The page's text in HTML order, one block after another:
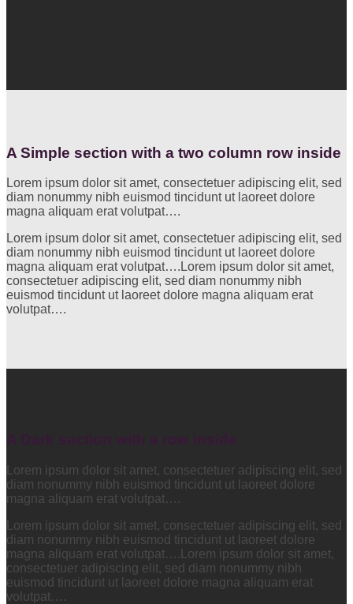
A Simple section with a two column row inside
Lorem ipsum dolor sit amet, consectetuer adipiscing elit, sed
diam nonummy nibh euismod tincidunt ut laoreet dolore
magna aliquam erat volutpat….
Lorem ipsum dolor sit amet, consectetuer adipiscing elit, sed
diam nonummy nibh euismod tincidunt ut laoreet dolore
magna aliquam erat volutpat….Lorem ipsum dolor sit amet,
consectetuer adipiscing elit, sed diam nonummy nibh
euismod tincidunt ut laoreet dolore magna aliquam erat
volutpat….
Lorem ipsum dolor sit amet, consectetuer adipiscing elit, sed
diam nonummy nibh euismod tincidunt ut laoreet dolore
magna aliquam erat volutpat….
Lorem ipsum dolor sit amet, consectetuer adipiscing elit, sed
diam nonummy nibh euismod tincidunt ut laoreet dolore
magna aliquam erat volutpat….Lorem ipsum dolor sit amet,
consectetuer adipiscing elit, sed diam nonummy nibh
euismod tincidunt ut laoreet dolore magna aliquam erat
volutpat….